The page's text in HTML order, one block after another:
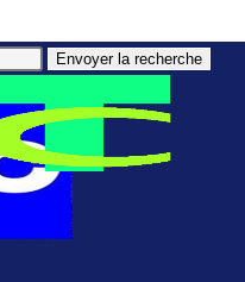
Envoyer la recherche